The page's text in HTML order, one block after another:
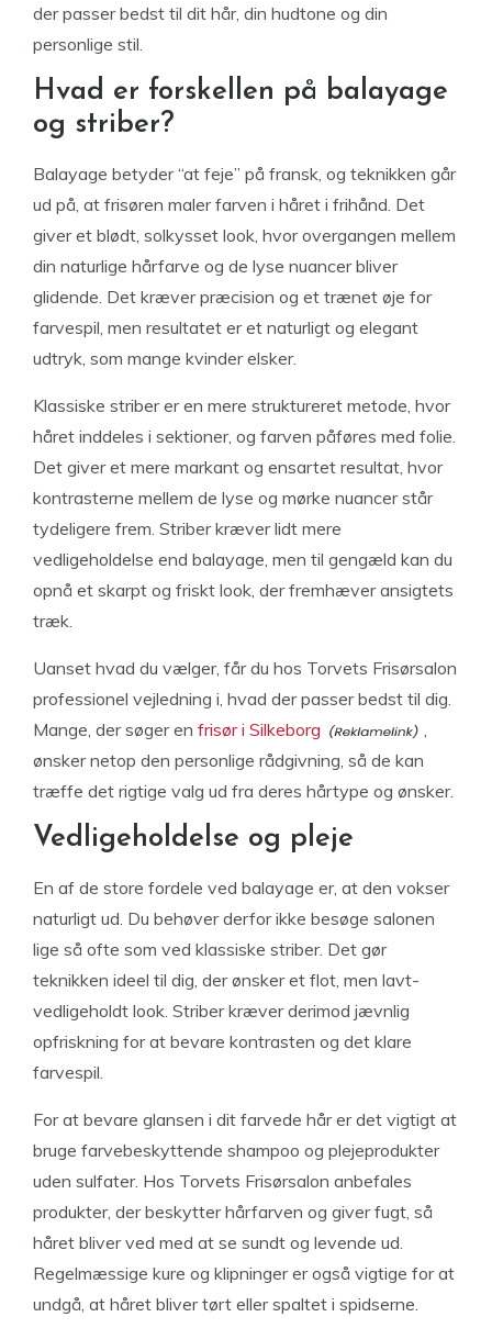
der passer bedst til dit hår, din hudtone og din
personlige stil.
Hvad er forskellen på balayage
og striber?
Balayage betyder “at feje” på fransk, og teknikken går
ud på, at frisøren maler farven i håret i frihånd. Det
giver et blødt, solkysset look, hvor overgangen mellem
din naturlige hårfarve og de lyse nuancer bliver
glidende. Det kræver præcision og et trænet øje for
farvespil, men resultatet er et naturligt og elegant
udtryk, som mange kvinder elsker.
Klassiske striber er en mere struktureret metode, hvor
håret inddeles i sektioner, og farven påføres med folie.
Det giver et mere markant og ensartet resultat, hvor
kontrasterne mellem de lyse og mørke nuancer står
tydeligere frem. Striber kræver lidt mere
vedligeholdelse end balayage, men til gengæld kan du
opnå et skarpt og friskt look, der fremhæver ansigtets
træk.
Uanset hvad du vælger, får du hos Torvets Frisørsalon
professionel vejledning i, hvad der passer bedst til dig.
Mange, der søger en frisør i Silkeborg
ønsker netop den personlige rådgivning, så de kan
træffe det rigtige valg ud fra deres hårtype og ønsker.
Vedligeholdelse og pleje
En af de store fordele ved balayage er, at den vokser
naturligt ud. Du behøver derfor ikke besøge salonen
lige så ofte som ved klassiske striber. Det gør
teknikken ideel til dig, der ønsker et flot, men lavt-
vedligeholdt look. Striber kræver derimod jævnlig
opfriskning for at bevare kontrasten og det klare
farvespil.
For at bevare glansen i dit farvede hår er det vigtigt at
bruge farvebeskyttende shampoo og plejeprodukter
uden sulfater. Hos Torvets Frisørsalon anbefales
produkter, der beskytter hårfarven og giver fugt, så
håret bliver ved med at se sundt og levende ud.
Regelmæssige kure og klipninger er også vigtige for at
undgå, at håret bliver tørt eller spaltet i spidserne.